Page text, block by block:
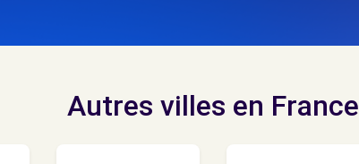
Autres villes en France